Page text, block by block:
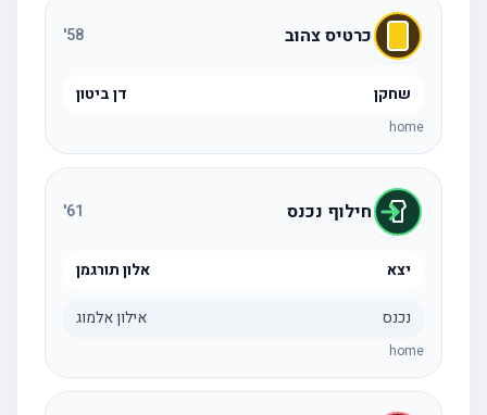
כרטיס צהוב 58
'
שחקן דן ביטון
home
חילוף נכנס 61
'
יצא אלון תורגמן
נכנס אילון אלמוג
home